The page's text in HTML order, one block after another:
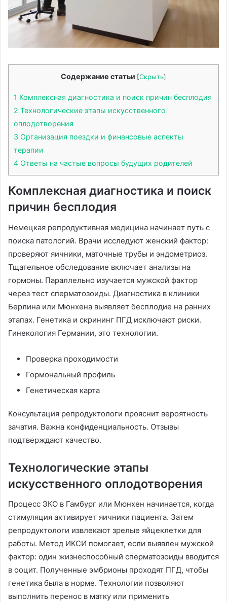
Содержание статьи [Скрыть]
1 Комплексная диагностика и поиск причин бесплодия
2 Технологические этапы искусственного
оплодотворения
3 Организация поездки и финансовые аспекты
терапии
4 Ответы на частые вопросы будущих родителей
Комплексная диагностика и поиск
причин бесплодия
Немецкая репродуктивная медицина начинает путь с
поиска патологий. Врачи исследуют женский фактор:
проверяют яичники, маточные трубы и эндометриоз.
Тщательное обследование включает анализы на
гормоны. Параллельно изучается мужской фактор
через тест сперматозоиды. Диагностика в клиники
Берлина или Мюнхена выявляет бесплодие на ранних
этапах. Генетика и скрининг ПГД исключают риски.
Гинекология Германии, это технологии.
Проверка проходимости
Гормональный профиль
Генетическая карта
Консультация репродуктологи прояснит вероятность
зачатия. Важна конфиденциальность. Отзывы
подтверждают качество.
Технологические этапы
искусственного оплодотворения
Процесс ЭКО в Гамбург или Мюнхен начинается, когда
стимуляция активирует яичники пациента. Затем
репродуктологи извлекают зрелые яйцеклетки для
работы. Метод ИКСИ помогает, если выявлен мужской
фактор: один жизнеспособный сперматозоиды вводится
в ооцит. Полученные эмбрионы проходят ПГД, чтобы
генетика была в норме. Технологии позволяют
выполнить перенос в матку или применить